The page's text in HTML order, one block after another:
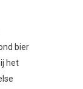
bier
het